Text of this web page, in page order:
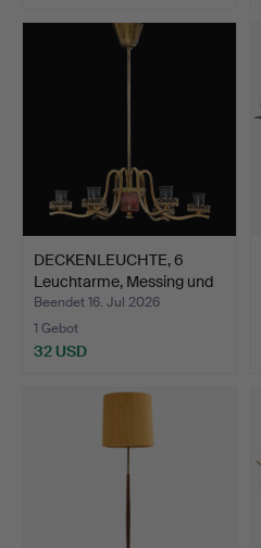
DECKENLEUCHTE, 6
Leuchtarme, Messing und
g…
Beendet 16. Jul 2026
1 Gebot
32 USD